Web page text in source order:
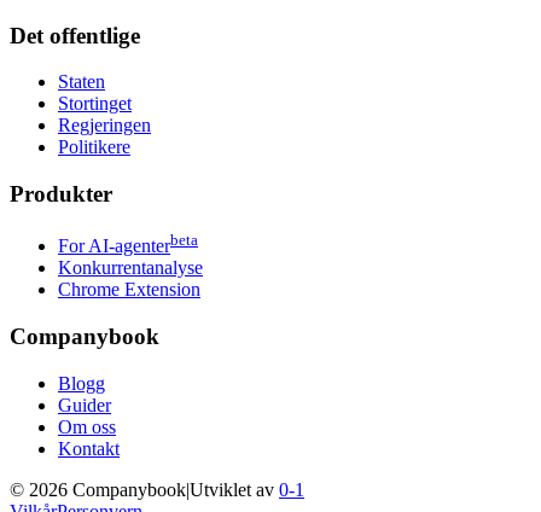
Det offentlige
Staten
Stortinget
Regjeringen
Politikere
Produkter
For AI-agenterbeta
Konkurrentanalyse
Chrome Extension
Companybook
Blogg
Guider
Om oss
Kontakt
© 2026 Companybook|Utviklet av 0-1